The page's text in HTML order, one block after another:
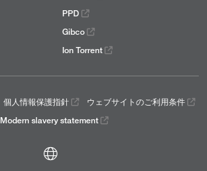
PPD
Gibco
Ion Torrent
個人情報保護指針
ウェブサイトのご利用条件
Modern slavery statement